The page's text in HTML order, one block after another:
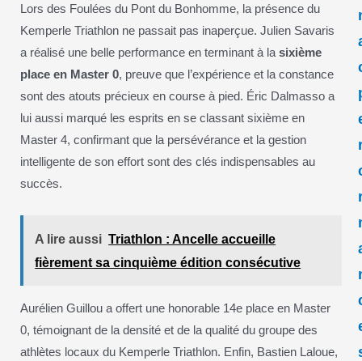
Lors des Foulées du Pont du Bonhomme, la présence du
Kemperle Triathlon ne passait pas inaperçue. Julien Savaris
a réalisé une belle performance en terminant à la sixième
place en Master 0, preuve que l’expérience et la constance
sont des atouts précieux en course à pied. Éric Dalmasso a
lui aussi marqué les esprits en se classant sixième en
Master 4, confirmant que la persévérance et la gestion
intelligente de son effort sont des clés indispensables au
succès.
A lire aussi Triathlon : Ancelle accueille
fièrement sa cinquième édition consécutive
Aurélien Guillou a offert une honorable 14e place en Master
0, témoignant de la densité et de la qualité du groupe des
athlètes locaux du Kemperle Triathlon. Enfin, Bastien Laloue,